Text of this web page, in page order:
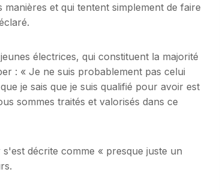
et qui tentent simplement de faire
électrices, qui constituent la majorité
: « Je ne suis probablement pas celui
je sais que je suis qualifié pour avoir est
sommes traités et valorisés dans ce
s'est décrite comme « presque juste un